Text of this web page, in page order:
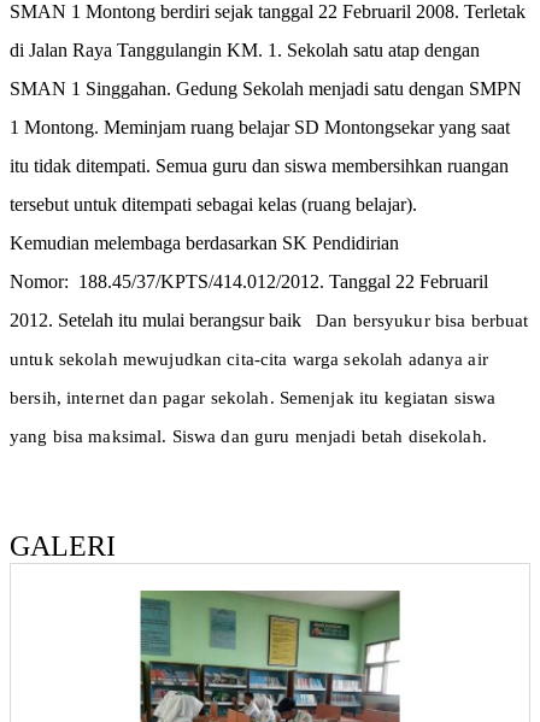
SMAN 1 Montong berdiri sejak tanggal 22 Februaril 2008. Terletak
di Jalan Raya Tanggulangin KM. 1. Sekolah satu atap dengan
SMAN 1 Singgahan. Gedung Sekolah menjadi satu dengan SMPN
1 Montong. Meminjam ruang belajar SD Montongsekar yang saat
itu tidak ditempati. Semua guru dan siswa membersihkan ruangan
tersebut untuk ditempati sebagai kelas (ruang belajar).
Kemudian melembaga berdasarkan SK Pendidirian
Nomor: 188.45/37/KPTS/414.012/2012. Tanggal 22 Februaril
2012. Setelah itu mulai berangsur baik
Dan bersyukur bisa berbuat
untuk sekolah mewujudkan cita-cita warga sekolah adanya air
bersih, internet dan pagar sekolah. Semenjak itu kegiatan siswa
yang bisa maksimal. Siswa dan guru menjadi betah disekolah.
GALERI